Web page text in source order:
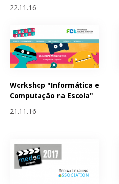
22.11.16
Workshop "Informática e
Computação na Escola"
21.11.16